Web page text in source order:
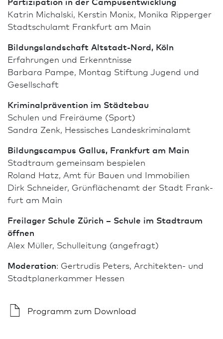
Katrin Michalski, Kerstin Monix, Monika Ripperger
Stadtschulamt Frank­furt am Main
Bildungs­landschaft Altstadt-Nord, Köln
Erfahrungen und Erkenntnisse
Barbara Pampe, Montag Stiftung Jugend und
Gesellschaft
Kriminalprävention im Städtebau
Schulen und Freiräume (Sport)
Sandra Zenk, Hessisches Landeskriminalamt
Bildungs­campus Gallus, Frank­furt am Main
Stadtraum gemeinsam bespielen
Roland Hatz, Amt für Bauen und Immobilien
Dirk Schneider, Grünflächenamt der Stadt Frank­
furt am Main
Freilager Schule Zürich – Schule im Stadtraum
öffnen
Alex Müller, Schulleitung (angefragt)
Moderation: Gertrudis Peters, Architekten- und
Stadt­planer­kammer Hessen
Programm zum Download